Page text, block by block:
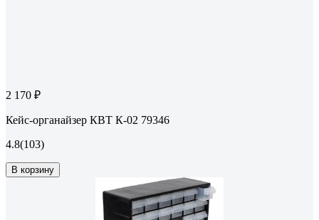
2 170 ₽
Кейс-органайзер КВТ К-02 79346
4.8(103)
В корзину